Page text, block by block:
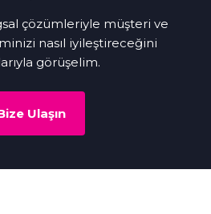
çözümleriyle müşteri ve
nasıl iyileştireceğini
görüşelim.
Ulaşın